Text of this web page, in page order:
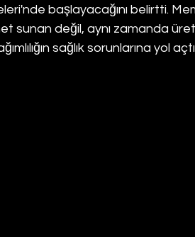
başlayacağını belirtti.
sunan değil, aynı zamanda
sağlık sorunlarına yol